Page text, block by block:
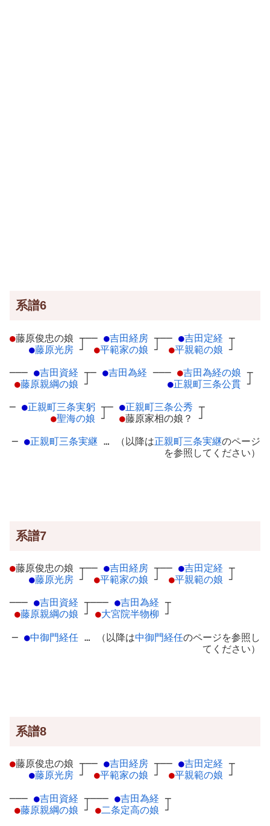
系譜6
●藤原俊忠の娘 ┬
●藤原光房 ┘
── ●吉田経房 ┬
●平範家の娘 ┘
── ●吉田定経 ┬
●平親範の娘 ┘
─── ●吉田資経 ┬
●藤原親綱の娘 ┘
─ ●吉田為経 ─── ●吉田為経の娘 ┬
●正親町三条公貫 ┘
─ ●正親町三条実躬 ┬
●聖海の娘 ┘
─ ●正親町三条公秀 ┬
●藤原家相の娘？ ┘
─ ●正親町三条実継 … （以降は正親町三条実継のページ
を参照してください）
系譜7
●藤原俊忠の娘 ┬
●藤原光房 ┘
── ●吉田経房 ┬
●平範家の娘 ┘
── ●吉田定経 ┬
●平親範の娘 ┘
─── ●吉田資経 ┬
●藤原親綱の娘 ┘
─── ●吉田為経 ┬
●大宮院半物柳 ┘
─ ●中御門経任 … （以降は中御門経任のページを参照し
てください）
系譜8
●藤原俊忠の娘 ┬
●藤原光房 ┘
── ●吉田経房 ┬
●平範家の娘 ┘
── ●吉田定経 ┬
●平親範の娘 ┘
─── ●吉田資経 ┬
●藤原親綱の娘 ┘
─── ●吉田為経 ┬
●二条定高の娘 ┘